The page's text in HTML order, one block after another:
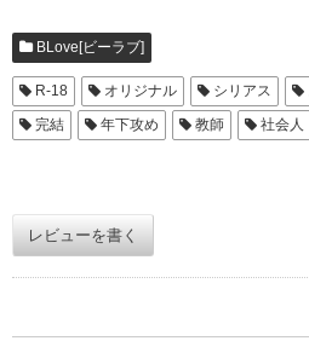
BLove[ビーラブ]
R-18 オリジナル シリアス
完結
年下攻め 教師 社会人
レビューを書く